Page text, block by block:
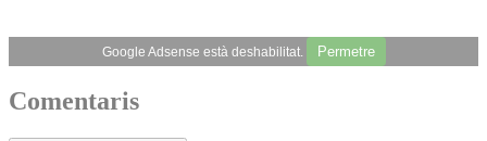
Google Adsense està deshabilitat. Permetre
Comentaris